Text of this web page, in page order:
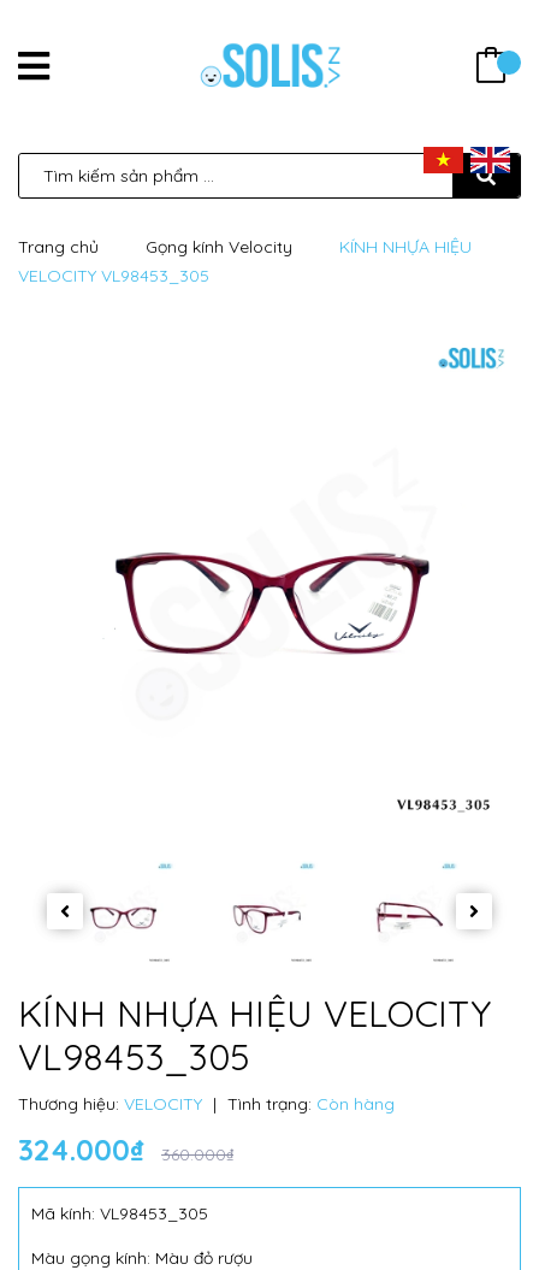
Trang chủ Gọng kính Velocity
KÍNH NHỰA HIỆU
VELOCITY VL98453_305
KÍNH NHỰA HIỆU VELOCITY
VL98453_305
Thương hiệu: VELOCITY | Tình trạng: Còn hàng
324.000₫ 360.000₫
Mã kính: VL98453_305
Màu gọng kính: Màu đỏ rượu